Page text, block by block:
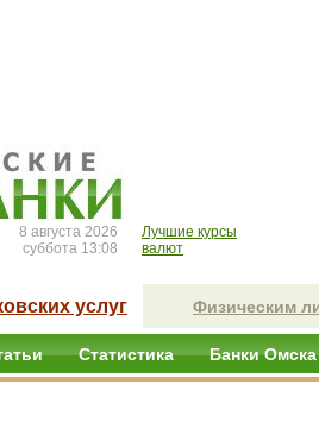
8 августа 2026
суббота 13:08
Лучшие курсы
валют
услуг Физическим
Статистика Банки Омска